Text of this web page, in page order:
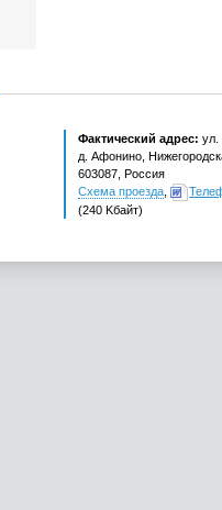
Фактический адрес: ул.
д. Афонино,
603087, Россия
Схема проезда
(240 Kбайт)